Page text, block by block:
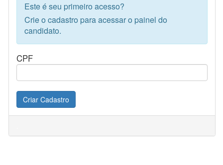
Este é seu primeiro acesso?
Crie o cadastro para acessar o painel do
candidato.
CPF
Criar Cadastro